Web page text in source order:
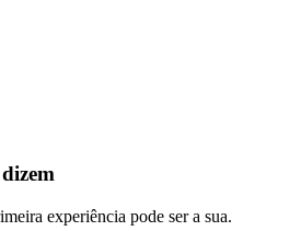
experiência pode ser a sua.